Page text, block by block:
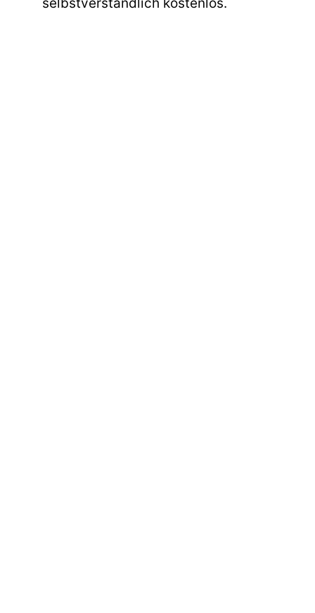
selbstverständlich kostenlos.